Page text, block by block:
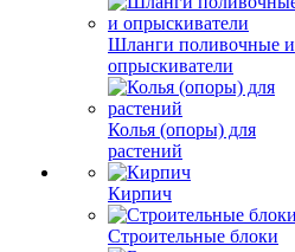
Шланги поливочные и
опрыскиватели
Колья (опоры) для
растений
Кирпич
Строительные блоки